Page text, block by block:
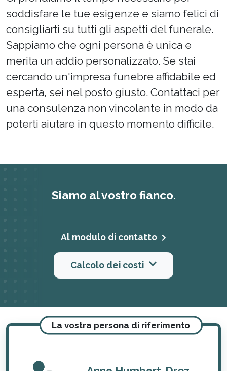
soddisfare le tue esigenze e siamo felici di
consigliarti su tutti gli aspetti del funerale.
Sappiamo che ogni persona è unica e
merita un addio personalizzato. Se stai
cercando un'impresa funebre affidabile ed
esperta, sei nel posto giusto. Contattaci per
una consulenza non vincolante in modo da
poterti aiutare in questo momento difficile.
Siamo al vostro fianco.
Al modulo di contatto
Calcolo dei costi
La vostra persona di riferimento